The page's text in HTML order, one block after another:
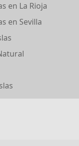
en La Rioja
en Sevilla